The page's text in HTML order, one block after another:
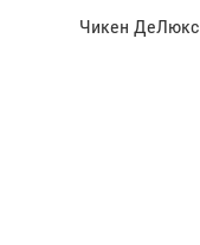
Чикен ДеЛюкс